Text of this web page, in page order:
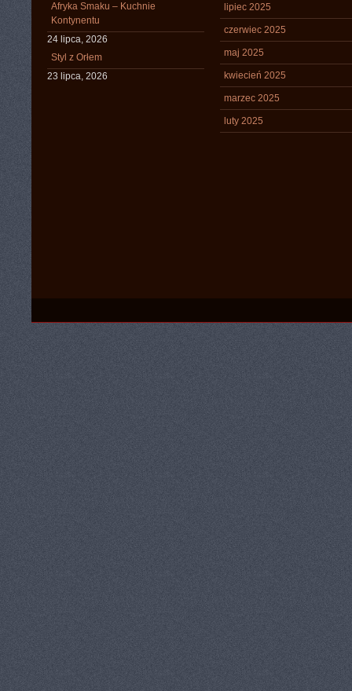
Afryka Smaku – Kuchnie
Kontynentu
24 lipca, 2026
Styl z Orłem
23 lipca, 2026
lipiec 2025
czerwiec 2025
maj 2025
kwiecień 2025
marzec 2025
luty 2025